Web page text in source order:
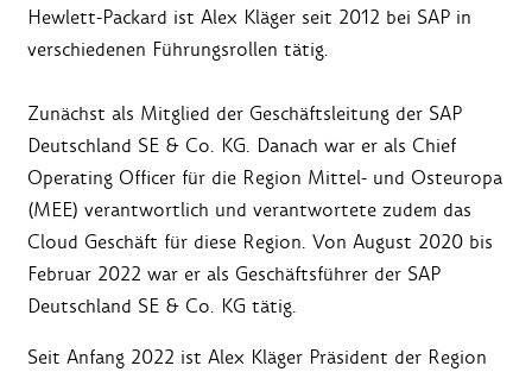
Hewlett-Packard ist Alex Kläger seit 2012 bei SAP in
verschiedenen Führungsrollen tätig.
Zunächst als Mitglied der Geschäftsleitung der SAP
Deutschland SE & Co. KG. Danach war er als Chief
Operating Officer für die Region Mittel- und Osteuropa
(MEE) verantwortlich und verantwortete zudem das
Cloud Geschäft für diese Region. Von August 2020 bis
Februar 2022 war er als Geschäftsführer der SAP
Deutschland SE & Co. KG tätig.
Seit Anfang 2022 ist Alex Kläger Präsident der Region